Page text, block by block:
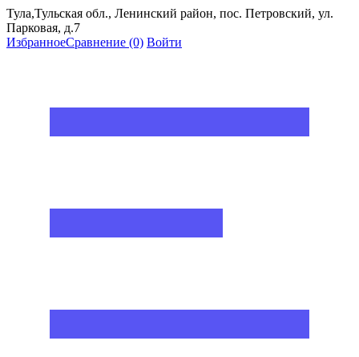
Тула,Тульская обл., Ленинский район, пос. Петровский, ул.
Парковая, д.7
ИзбранноеСравнение (0) Войти